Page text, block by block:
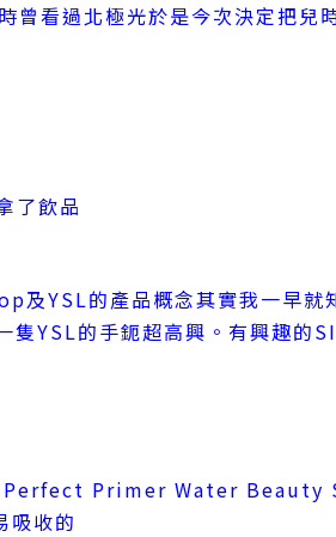
看過北極光於是今次決定把兒
了飲品
YSL的產品概念其實我一早就
隻YSL的手鈪超高興。有興趣的
Primer Water Beauty
吸收的